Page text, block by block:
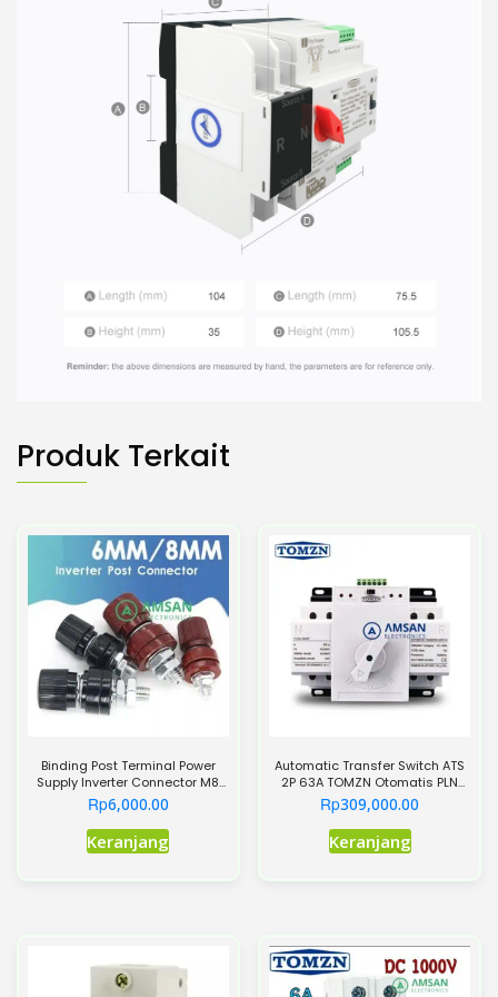
Produk Terkait
Binding Post Terminal Power
Supply Inverter Connector M8
M6 JS-555 333
Rp6,000.00
KeranjangProduk
Pilihan
Automatic Transfer Switch ATS
2P 63A TOMZN Otomatis PLN
Genset Inverte
Rp309,000.00
Keranjang